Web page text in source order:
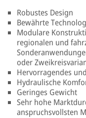
Robustes Design
Bewährte
Modulare
regionalen und
oder
Hervorragendes
Hydraulische
Geringes Gewicht
Sehr hohe
anspruchsvollsten